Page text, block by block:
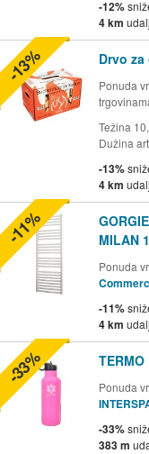
-12%
4 km
Drvo
Ponuda
Težina
Dužina
-13%
4 km
-13%
MILAN
Ponuda
-11%
4 km
-11%
TERMO
Ponuda
-33%
383 m
-33%